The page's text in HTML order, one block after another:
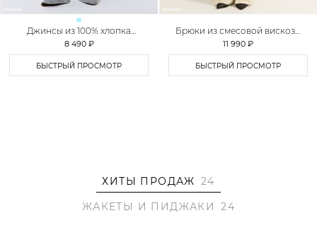
Джинсы из 100% хлопка
TOPTOP
8 490 ₽
БЫСТРЫЙ ПРОСМОТР
Брюки из смесовой вискозы
TOPTOP STUDIO
11 990 ₽
БЫСТРЫЙ ПРОСМОТР
ХИТЫ ПРОДАЖ 24
ЖАКЕТЫ И ПИДЖАКИ
24